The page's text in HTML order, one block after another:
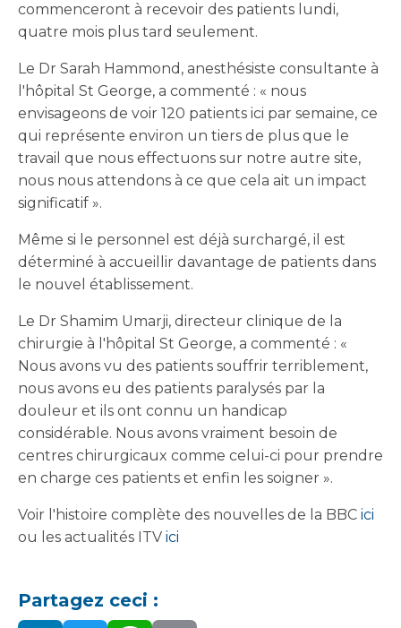
commenceront à recevoir des patients lundi,
quatre mois plus tard seulement.
Le Dr Sarah Hammond, anesthésiste consultante à
l'hôpital St George, a commenté : « nous
envisageons de voir 120 patients ici par semaine, ce
qui représente environ un tiers de plus que le
travail que nous effectuons sur notre autre site,
nous nous attendons à ce que cela ait un impact
significatif ».
Même si le personnel est déjà surchargé, il est
déterminé à accueillir davantage de patients dans
le nouvel établissement.
Le Dr Shamim Umarji, directeur clinique de la
chirurgie à l'hôpital St George, a commenté : «
Nous avons vu des patients souffrir terriblement,
nous avons eu des patients paralysés par la
douleur et ils ont connu un handicap
considérable. Nous avons vraiment besoin de
centres chirurgicaux comme celui-ci pour prendre
en charge ces patients et enfin les soigner ».
Voir l'histoire complète des nouvelles de la BBC ici
ou les actualités ITV ici
Partagez ceci :